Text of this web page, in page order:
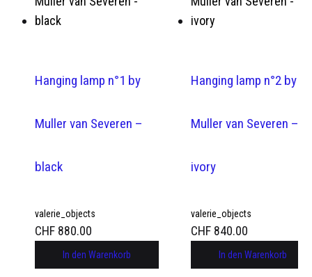
Hanging lamp n°1 by
Muller van Severen –
black
valerie_objects
CHF 880.00
In den Warenkorb
Hanging lamp n°2 by
Muller van Severen –
ivory
valerie_objects
CHF 840.00
In den Warenkorb